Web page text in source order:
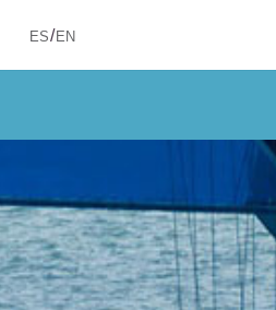
ES/EN